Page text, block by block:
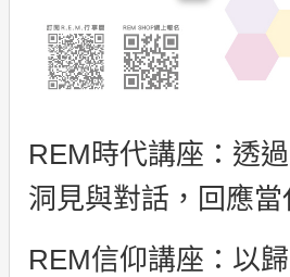
REM時代講座：透
洞見與對話，回應
REM信仰講座：以